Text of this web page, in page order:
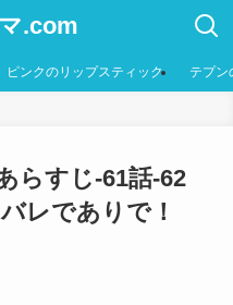
.com
ピンクのリップスティック テプン
らすじ-61話-62
レでありで！